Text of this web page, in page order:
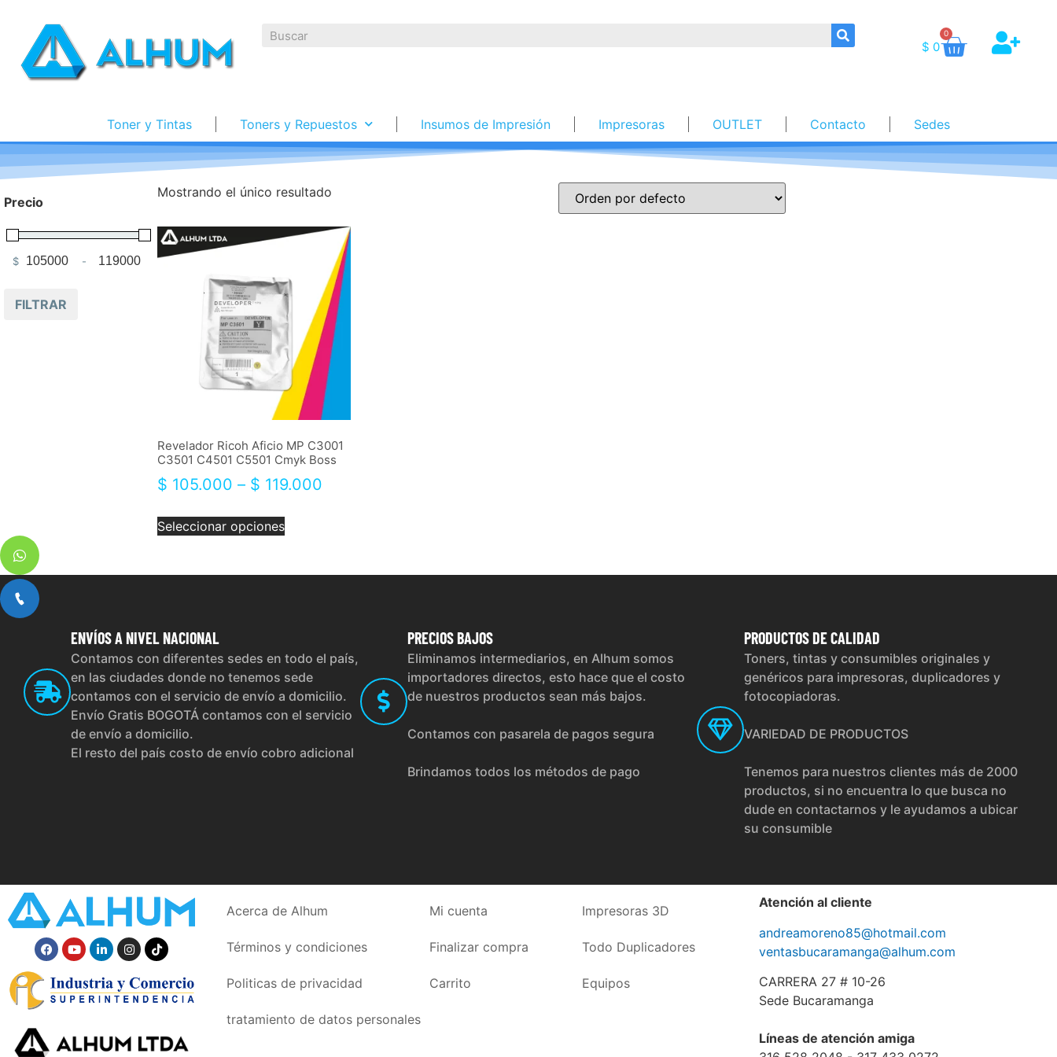
$ 0
0
Toner y Tintas Toners y Repuestos Insumos de Impresión Impresoras OUTLET Contacto Sedes
Precio
$ Minimum Price
-Maximum Price
FILTRAR
Mostrando el único resultado
Revelador Ricoh Aficio MP C3001
C3501 C4501 C5501 Cmyk Boss
$ 105.000 – $ 119.000
Seleccionar opciones
ENVÍOSA NIVEL NACIONAL
Contamos con diferentes sedes en todo el país,
en las ciudades donde no tenemos sede
contamos con el servicio de envío a domicilio.
Envío Gratis BOGOTÁ contamos con el servicio
de envío a domicilio.
El resto del país costo de envío cobro adicional
PRECIOSBAJOS
Eliminamos intermediarios, en Alhum somos
importadores directos, esto hace que el costo
de nuestros productos sean más bajos.
Contamos con pasarela de pagos segura
Brindamos todos los métodos de pago
PRODUCTOSDE CALIDAD
Toners, tintas y consumibles originales y
genéricos para impresoras, duplicadores y
fotocopiadoras.
VARIEDAD DE PRODUCTOS
Tenemos para nuestros clientes más de 2000
productos, si no encuentra lo que busca no
dude en contactarnos y le ayudamos a ubicar
su consumible
Acerca de Alhum
Términos y condiciones
Politicas de privacidad
tratamiento de datos personales
Mi cuenta
Finalizar compra
Carrito
Impresoras 3D
Todo Duplicadores
Equipos
Atención al cliente
andreamoreno85@hotmail.com
ventasbucaramanga@alhum.com
CARRERA 27 # 10-26
Sede Bucaramanga
Líneas de atención amiga